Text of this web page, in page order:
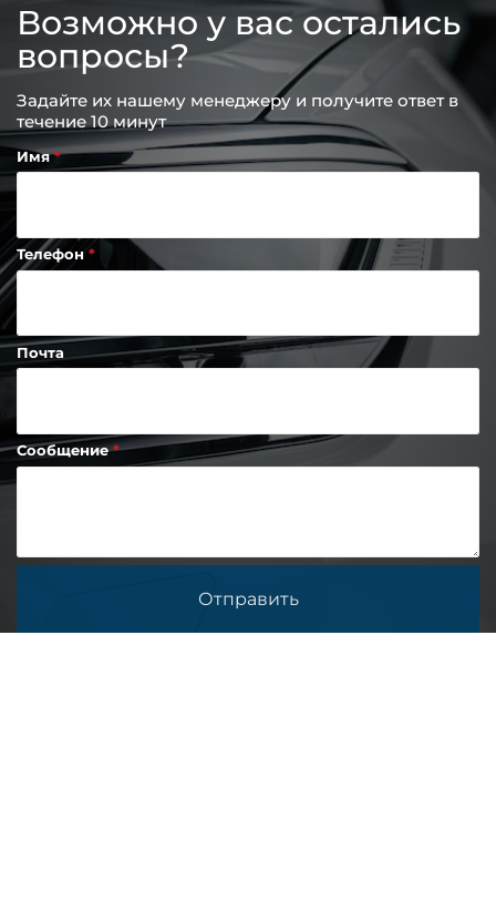
Возможно у вас остались
вопросы?
Задайте их нашему менеджеру и получите ответ в
течение 10 минут
Имя
Телефон
Почта
Сообщение